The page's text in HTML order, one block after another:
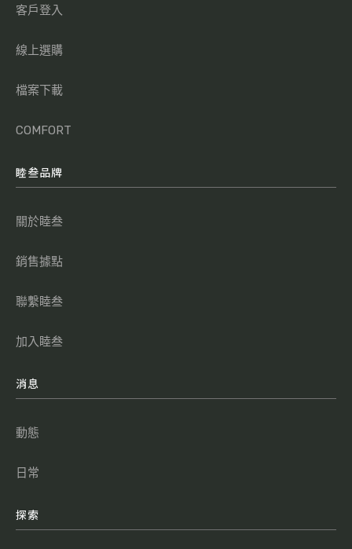
客戶登入
線上選購
檔案下載
COMFORT
睦叁品牌
關於睦叁
銷售據點
聯繫睦叁
加入睦叁
消息
動態
日常
探索